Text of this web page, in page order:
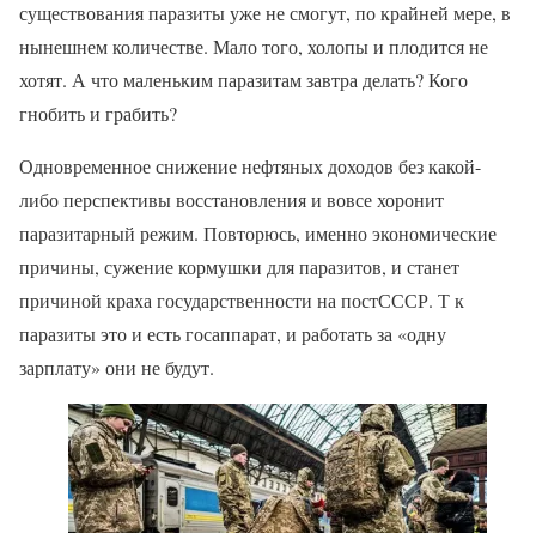
существования паразиты уже не смогут, по крайней мере, в
нынешнем количестве. Мало того, холопы и плодится не
хотят. А что маленьким паразитам завтра делать? Кого
гнобить и грабить?
Одновременное снижение нефтяных доходов без какой-
либо перспективы восстановления и вовсе хоронит
паразитарный режим. Повторюсь, именно экономические
причины, сужение кормушки для паразитов, и станет
причиной краха государственности на постСССР. Т к
паразиты это и есть госаппарат, и работать за «одну
зарплату» они не будут.